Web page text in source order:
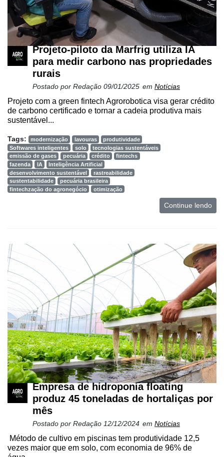
Projeto-piloto da Marfrig utiliza IA
para medir carbono nas propriedades
rurais
Postado por Redação 09/01/2025 em Notícias
Projeto com a green fintech Agrorobotica visa gerar crédito
de carbono certificado e tornar a cadeia produtiva mais
sustentável...
Tags: modernização lavouras
produtividade
Softwares inteligentes
solo
tecnologias sustentáveis
emissão de gases
pecuária crédito
fintechs
fazenda
IA
Inteligência Artificial
desenvolvimento sustentável
rastreabilidade
sustentabilidade
pecuária brasileira
fintechzação do agronegócio
otimização
Continue lendo
Empresa de hidroponia floating
produz 45 toneladas de hortaliças por
mês
Postado por Redação 12/12/2024 em Notícias
Método de cultivo em piscinas tem produtividade 12,5
vezes maior que em solo, com economia de 96% de